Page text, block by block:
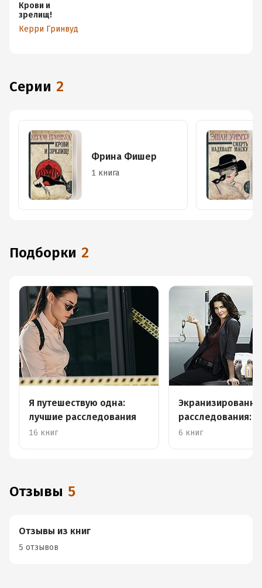
Крови и
зрелищ!
Керри Гринвуд
Серии 2
Фрина Фишер
1 книга
Подборки 2
Я путешествую одна:
лучшие расследования
16 книг
расследования:
про ярких
6 книг
Отзывы 5
Отзывы из книг
5 отзывов